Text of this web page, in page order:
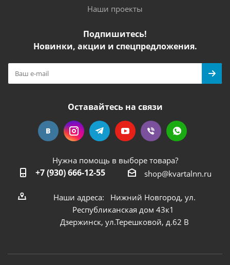
Наши проекты
Подпишитесь!
Новинки, акции и спецпредложения.
Оставайтесь на связи
Нужна помощь в выборе товара?
+7 (930) 666-12-55 shop@kvartalnn.ru
Наши адреса: Нижний Новгород, ул.
Республиканская дом 43к1
Дзержинск, ул.Терешковой, д.62 В